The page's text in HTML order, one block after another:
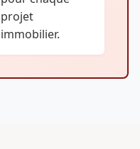
projet
immobilier.